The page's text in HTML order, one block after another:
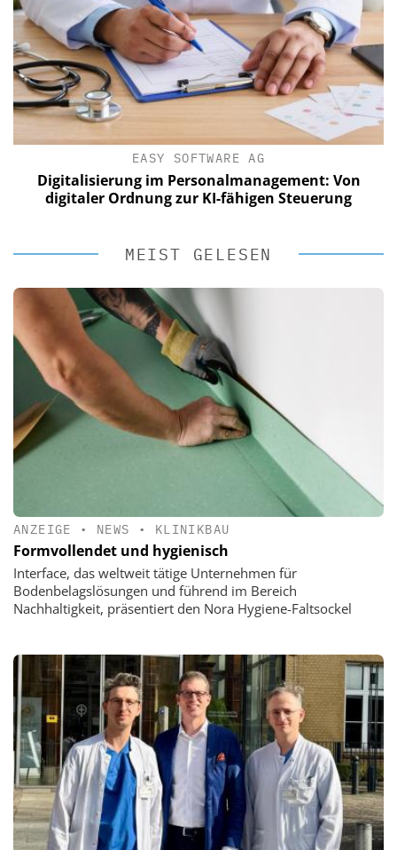
EASY SOFTWARE AG
Digitalisierung im Personalmanagement: Von
digitaler Ordnung zur KI-fähigen Steuerung
MEIST GELESEN
ANZEIGE • NEWS • KLINIKBAU
Formvollendet und hygienisch
Interface, das weltweit tätige Unternehmen für
Bodenbelagslösungen und führend im Bereich
Nachhaltigkeit, präsentiert den Nora Hygiene-Faltsockel